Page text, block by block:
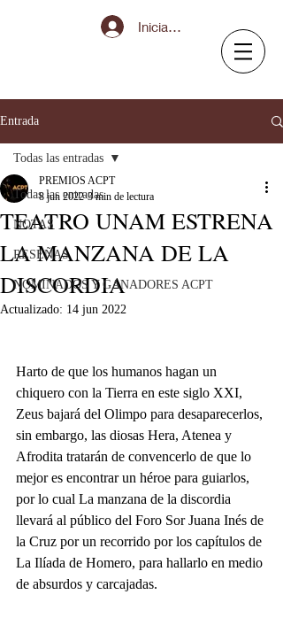
Iniciar sesión
Entrada
Todas las entradas
NOTAS
RESEÑAS
NOMINADOS Y GANADORES ACPT
Todas las entradas
TEATRO UNAM ESTRENA
LA MANZANA DE LA
DISCORDIA
PREMIOS ACPT
8 jun 2022 3 min de lectura
Actualizado: 14 jun 2022
Harto de que los humanos hagan un
chiquero con la Tierra en este siglo XXI,
Zeus bajará del Olimpo para desaparecerlos,
sin embargo, las diosas Hera, Atenea y
Afrodita tratarán de convencerlo de que lo
mejor es encontrar un héroe para guiarlos,
por lo cual La manzana de la discordia
llevará al público del Foro Sor Juana Inés de
la Cruz por un recorrido por los capítulos de
La Ilíada de Homero, para hallarlo en medio
de absurdos y carcajadas.